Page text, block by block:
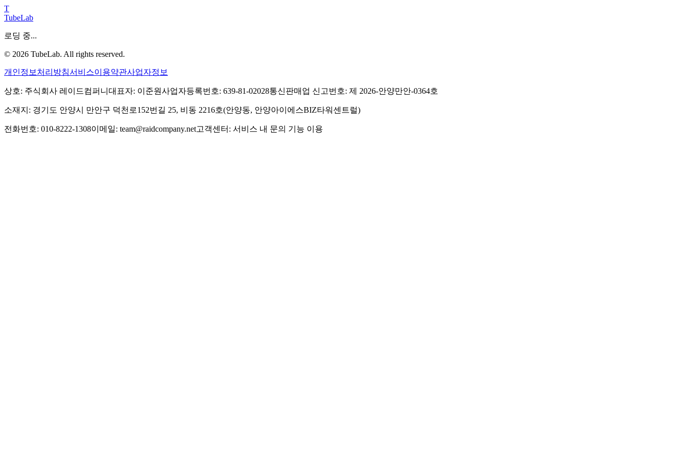
T
TubeLab
로딩 중...
© 2026 TubeLab. All rights reserved.
개인정보처리방침서비스이용약관사업자정보
상호: 주식회사 레이드컴퍼니 대표자: 이준원사업자등록번호: 639-81-02028통신판매업 신고번호: 제 2026-안양만안-0364호
소재지: 경기도 안양시 만안구 덕천로152번길 25, 비동 2216호(안양동, 안양아이에스BIZ타워센트럴)
전화번호: 010-8222-1308이메일: team@raidcompany.net고객센터: 서비스 내 문의 기능 이용